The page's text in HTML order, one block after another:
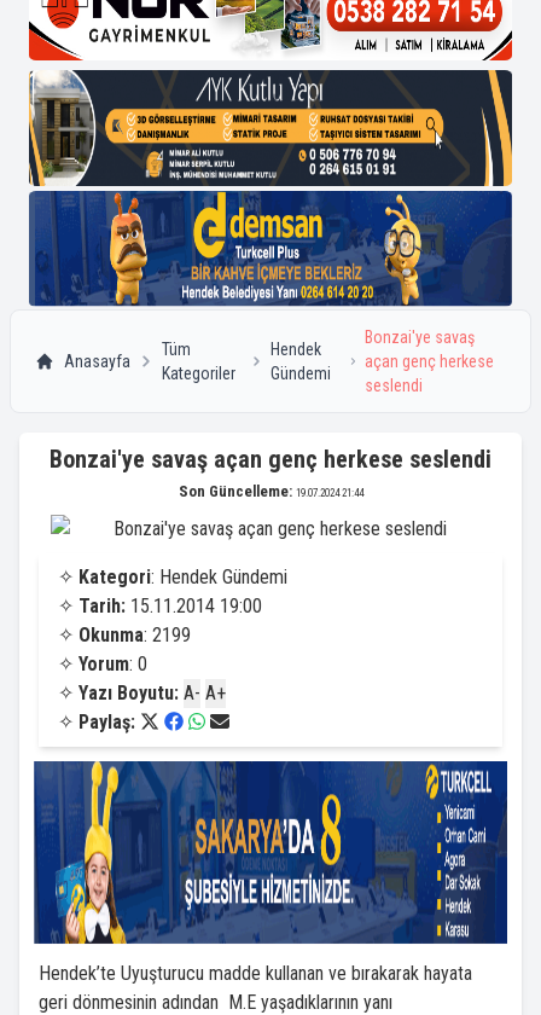
Anasayfa
Tüm
Kategoriler
Hendek
Gündemi
Bonzai'ye savaş
açan genç herkese
seslendi
Bonzai'ye savaş açan genç herkese seslendi
Son Güncelleme: 19.07.2024 21:44
✧ Kategori: Hendek Gündemi
✧ Tarih: 15.11.2014 19:00
✧ Okunma: 2199
✧ Yorum: 0
✧ Yazı Boyutu: A- A+
✧ Paylaş:
Hendek’te Uyuşturucu madde kullanan ve bırakarak hayata
geri dönmesinin adından M.E yaşadıklarının yanı